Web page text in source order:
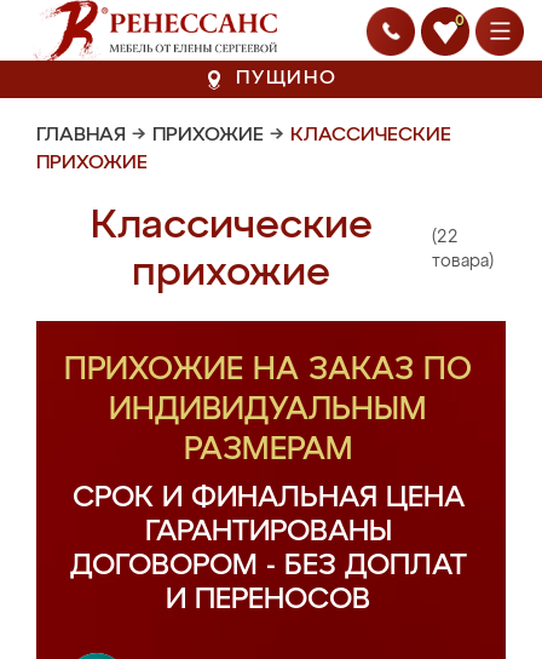
0
ПУЩИНО
ГЛАВНАЯ → ПРИХОЖИЕ → КЛАССИЧЕСКИЕ
ПРИХОЖИЕ
Классические
прихожие
(22
товара)
ПРИХОЖИЕ НА ЗАКАЗ ПО
ИНДИВИДУАЛЬНЫМ
РАЗМЕРАМ
СРОК И ФИНАЛЬНАЯ ЦЕНА
ГАРАНТИРОВАНЫ
ДОГОВОРОМ - БЕЗ ДОПЛАТ
И ПЕРЕНОСОВ